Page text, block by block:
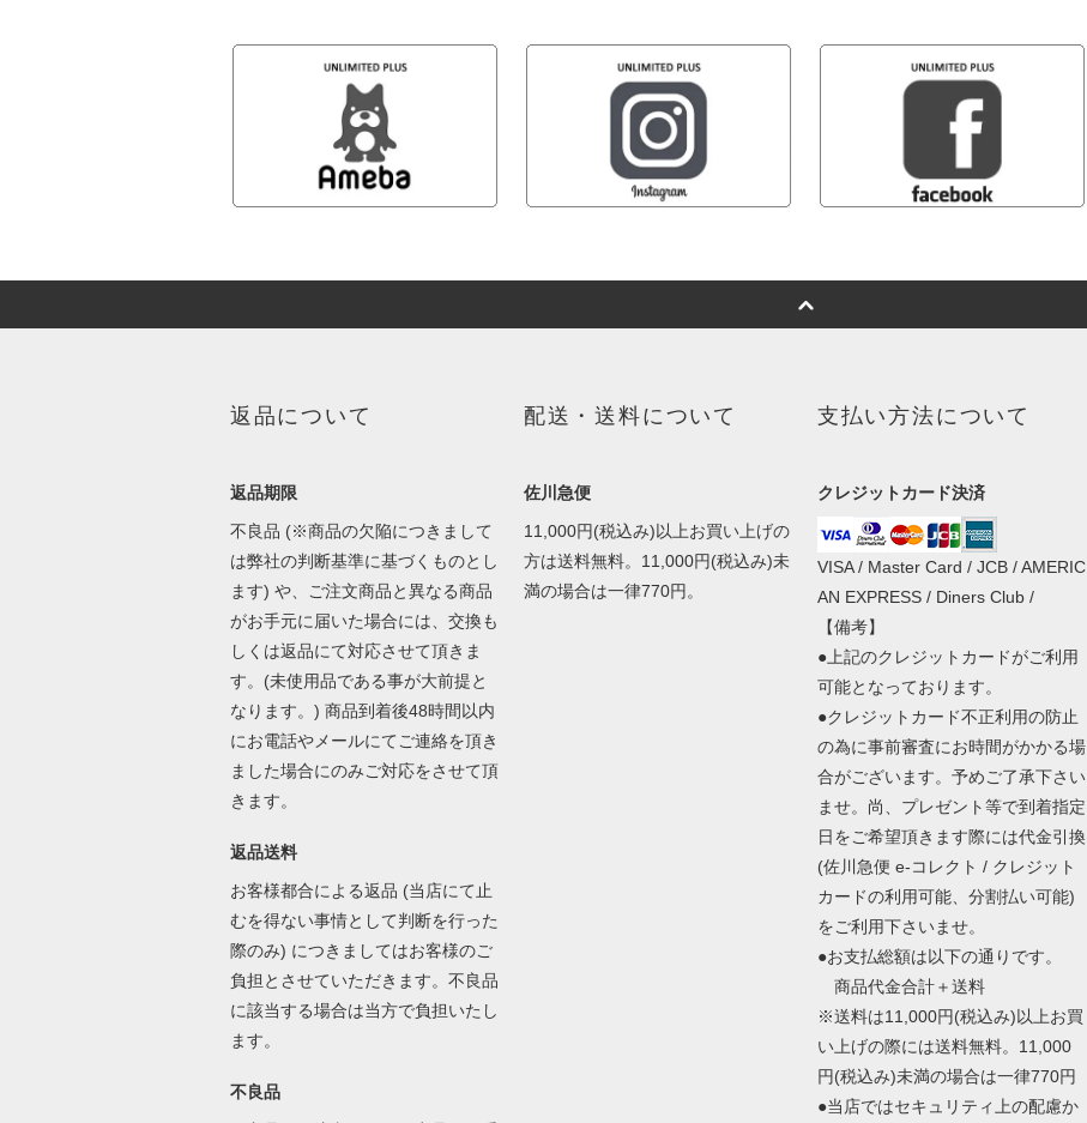
返品について
返品期限
不良品 (※商品の欠陥につきまして
は弊社の判断基準に基づくものとし
ます) や、ご注文商品と異なる商品
がお手元に届いた場合には、交換も
しくは返品にて対応させて頂きま
す。(未使用品である事が大前提と
なります。) 商品到着後48時間以内
にお電話やメールにてご連絡を頂き
ました場合にのみご対応をさせて頂
きます。
返品送料
お客様都合による返品 (当店にて止
むを得ない事情として判断を行った
際のみ) につきましてはお客様のご
負担とさせていただきます。不良品
に該当する場合は当方で負担いたし
ます。
不良品
配送・送料について
佐川急便
11,000円(税込み)以上お買い上げの
方は送料無料。11,000円(税込み)未
満の場合は一律770円。
支払い方法について
クレジットカード決済
VISA / Master Card / JCB / AMERIC
AN EXPRESS / Diners Club /
【備考】
●上記のクレジットカードがご利用
可能となっております。
●クレジットカード不正利用の防止
の為に事前審査にお時間がかかる場
合がございます。予めご了承下さい
ませ。尚、プレゼント等で到着指定
日をご希望頂きます際には代金引換
(佐川急便 e-コレクト / クレジット
カードの利用可能、分割払い可能)
をご利用下さいませ。
●お支払総額は以下の通りです。
商品代金合計＋送料
※送料は11,000円(税込み)以上お買
い上げの際には送料無料。11,000
円(税込み)未満の場合は一律770円
●当店ではセキュリティ上の配慮か